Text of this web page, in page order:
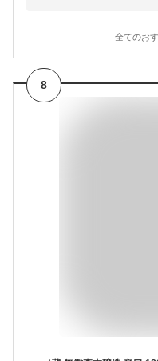
全てのお
8